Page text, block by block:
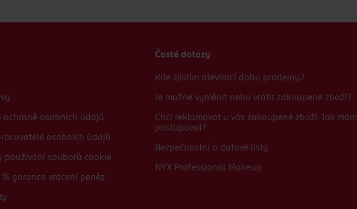
ochraně osobních údajů
osobních údajů
používání souborů cookie
% garance vrácení peněz
Časté dotazy
Kde zjistím otevírací dobu prodejny?
Je možné vyměnit nebo vrátit zakoupené zboží?
Chci reklamovat u vás zakoupené zboží. Jak mám
postupovat?
Bezpečnostní a datové listy
NYX Professional Makeup